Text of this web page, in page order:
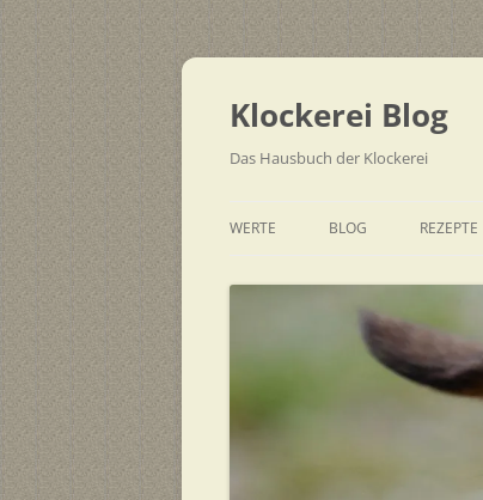
Zum
springen
Klockerei Blog
Das Hausbuch der Klockerei
WERTE BLOG REZEPTE
EINFACH